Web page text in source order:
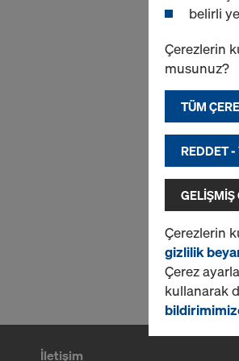
İletişim
belirli
Çerezlerin
musunuz?
TÜM
REDDET
GELIŞMIŞ
Çerezlerin
gizlilik
Çerez
kullanarak